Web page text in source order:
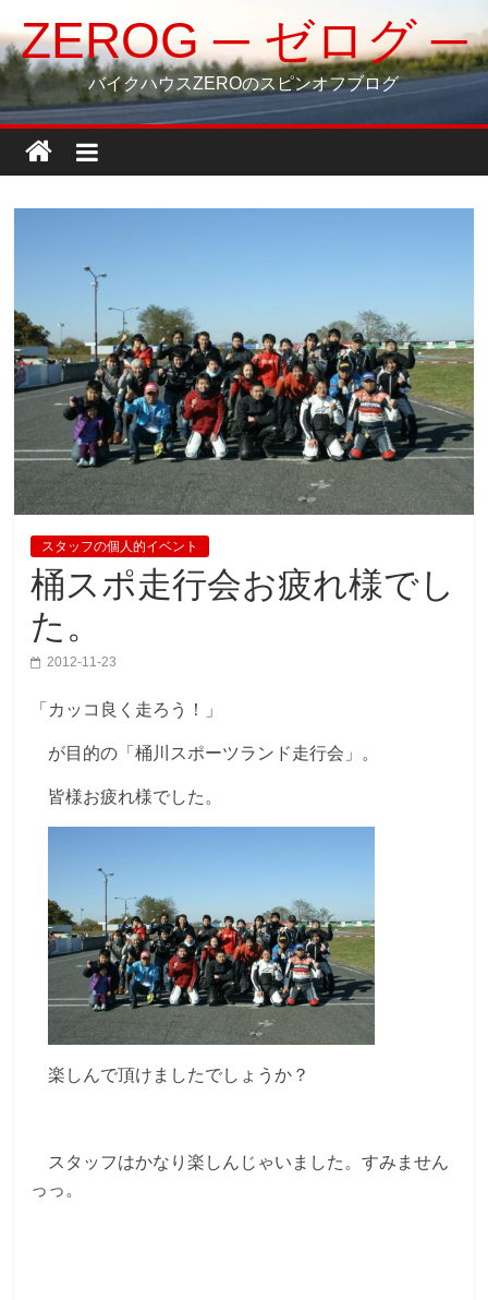
ン
テ
ツ
ス
ZEROG ─ ゼログ ─
バイクハウスZEROのスピンオフブログ
スタッフの個人的イベント
桶スポ走行会お疲れ様でし
た。
2012-11-23
「カッコ良く走ろう！」
が目的の「桶川スポーツランド走行会」。
皆様お疲れ様でした。
楽しんで頂けましたでしょうか？
スタッフはかなり楽しんじゃいました。すみません
っっ。